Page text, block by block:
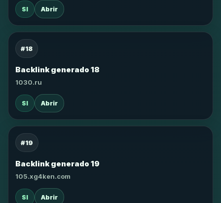
SI Abrir
#18
Backlink generado 18
1030.ru
SI Abrir
#19
Backlink generado 19
105.xg4ken.com
SI Abrir